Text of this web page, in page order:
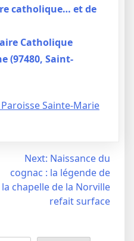
catholique… et de
Catholique
(97480, Saint-
Sainte-Marie
Next: Naissance du
cognac : la légende de
la chapelle de la Norville
refait surface